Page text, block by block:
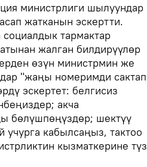
министрлиги шылуундар
жатканын эскертти.
тармактар
жалган билдирүүлөр
өзүн министрмин же
"жаңы номеримди сактап
эскертет: белгисиз
акча
бөлүшпөңүздөр; шектүү
кабылсаңыз, тактоо
кызматкерине түз